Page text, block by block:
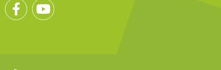
Facebook